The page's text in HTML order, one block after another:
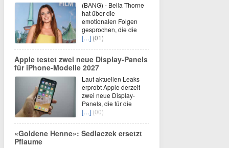
(BANG) - Bella Thorne
hat über die
emotionalen Folgen
gesprochen, die die
[…] (01)
Apple testet zwei neue Display-Panels
für iPhone-Modelle 2027
Laut aktuellen Leaks
erprobt Apple derzeit
zwei neue Display-
Panels, die für die
[…] (00)
«Goldene Henne»: Sedlaczek ersetzt
Pflaume